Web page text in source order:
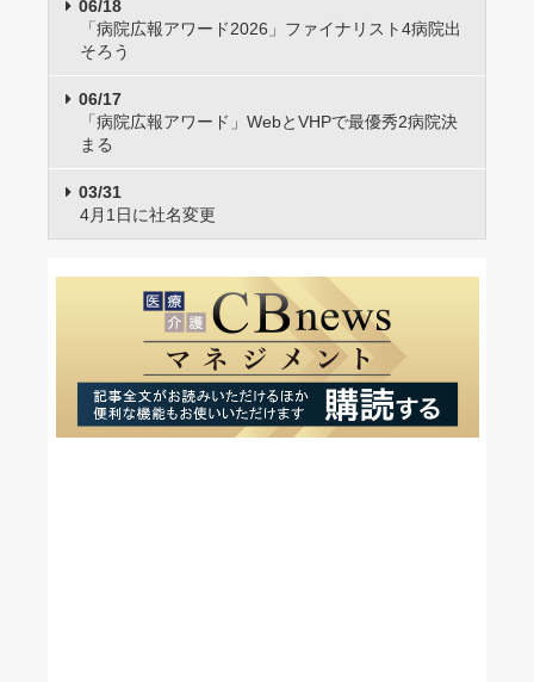
06/18
「病院広報アワード2026」ファイナリスト4病院出
そろう
06/17
「病院広報アワード」WebとVHPで最優秀2病院決
まる
03/31
4月1日に社名変更